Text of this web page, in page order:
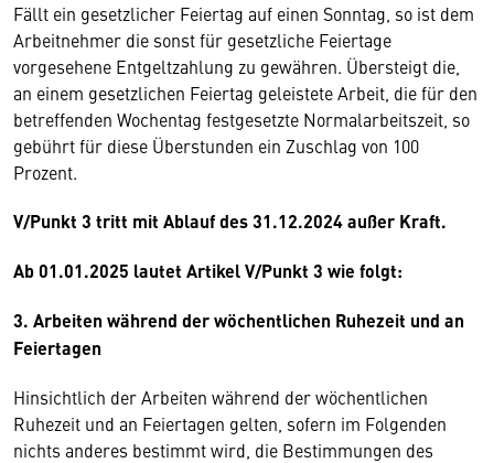
Fällt ein gesetzlicher Feiertag auf einen Sonntag, so ist dem
Arbeitnehmer die sonst für gesetzliche Feiertage
vorgesehene Entgeltzahlung zu gewähren. Übersteigt die,
an einem gesetzlichen Feiertag geleistete Arbeit, die für den
betreffenden Wochentag festgesetzte Normalarbeitszeit, so
gebührt für diese Überstunden ein Zuschlag von 100
Prozent.
V/Punkt 3 tritt mit Ablauf des 31.12.2024 außer Kraft.
Ab 01.01.2025 lautet Artikel V/Punkt 3 wie folgt:
3. Arbeiten während der wöchentlichen Ruhezeit und an
Feiertagen
Hinsichtlich der Arbeiten während der wöchentlichen
Ruhezeit und an Feiertagen gelten, sofern im Folgenden
nichts anderes bestimmt wird, die Bestimmungen des